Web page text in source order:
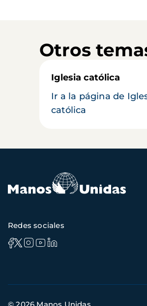
Otros
Iglesia católica
Ir a la página de
católica
Redes sociales